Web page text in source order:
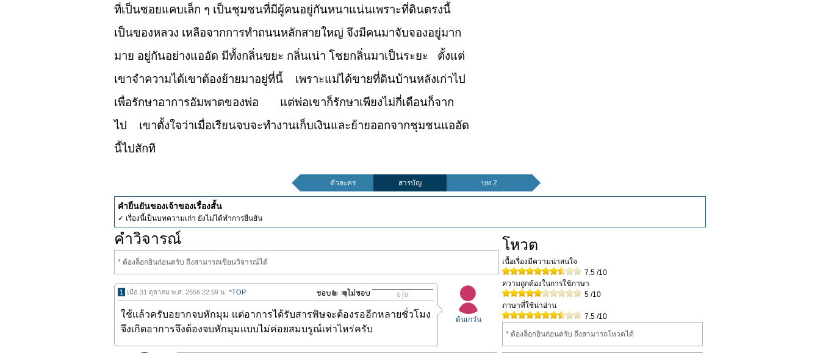
ที่เป็นซอยแคบเล็ก ๆ เป็นชุมชนที่มีผู้คนอยู่กันหนาแน่นเพราะที่ดินตรงนี้
เป็นของหลวง เหลือจากการทำถนนหลักสายใหญ่ จึงมีคนมาจับจองอยู่มาก
มาย อยู่กันอย่างแออัด มีทั้งกลิ่นขยะ กลิ่นเน่า โชยกลิ่นมาเป็นระยะ ตั้งแต่
เขาจำความได้เขาต้องย้ายมาอยู่ที่นี้ เพราะแม่ได้ขายที่ดินบ้านหลังเก่าไป
เพื่อรักษาอาการอัมพาตของพ่อ แต่พ่อเขาก็รักษาเพียงไม่กี่เดือนก็จาก
ไป เขาตั้งใจว่าเมื่อเรียนจบจะทำงานเก็บเงินและย้ายออกจากชุมชนแออัด
นี้ไปสักที
ตัวละคร สารบัญ บท 2
คำยืนยันของเจ้าของเรื่องสั้น
✓ เรื่องนี้เป็นบทความเก่า ยังไม่ได้ทำการยืนยัน
คำวิจารณ์
* ต้องล็อกอินก่อนครับ ถึงสามารถเขียนวิจารณ์ได้
ต้นเกว๋น
1 เมื่อ 31 ตุลาคม พ.ศ. 2556 22.59 น. ^TOP 0 0
ใช้เเล้วครับอยากจบหักมุม เเต่อาการได้รับสารพิษจะต้องรออีกหลายชั่วโมง
จึงเกิดอาการจึงต้องจบหักมุมเเบบไม่ค่อยสมบรูณ์เท่าไหร่ครับ
โหวต
เนื้อเรื่องมีความน่าสนใจ
7.5/10
ความถูกต้องในการใช้ภาษา
5/10
ภาษาที่ใช้น่าอ่าน
7.5/10
* ต้องล็อกอินก่อนครับ ถึงสามารถโหวดได้